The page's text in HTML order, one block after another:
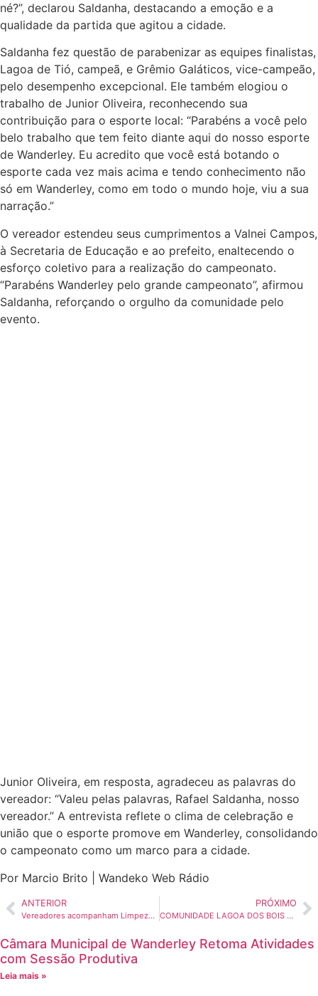
né?”, declarou Saldanha, destacando a emoção e a
qualidade da partida que agitou a cidade.
Saldanha fez questão de parabenizar as equipes finalistas,
Lagoa de Tió, campeã, e Grêmio Galáticos, vice-campeão,
pelo desempenho excepcional. Ele também elogiou o
trabalho de Junior Oliveira, reconhecendo sua
contribuição para o esporte local: “Parabéns a você pelo
belo trabalho que tem feito diante aqui do nosso esporte
de Wanderley. Eu acredito que você está botando o
esporte cada vez mais acima e tendo conhecimento não
só em Wanderley, como em todo o mundo hoje, viu a sua
narração.”
O vereador estendeu seus cumprimentos a Valnei Campos,
à Secretaria de Educação e ao prefeito, enaltecendo o
esforço coletivo para a realização do campeonato.
“Parabéns Wanderley pelo grande campeonato”, afirmou
Saldanha, reforçando o orgulho da comunidade pelo
evento.
Junior Oliveira, em resposta, agradeceu as palavras do
vereador: “Valeu pelas palavras, Rafael Saldanha, nosso
vereador.” A entrevista reflete o clima de celebração e
união que o esporte promove em Wanderley, consolidando
o campeonato como um marco para a cidade.
Por Marcio Brito | Wandeko Web Rádio
ANTERIOR
Vereadores acompanham Limpeza do Tanque Grande em Lagoa de Tió
PRÓXIMO
COMUNIDADE LAGOA DOS BOIS CELEBRA INAUGURAÇÃO DO GALPÃO DA ASSOCIAÇÃO RURAL
Câmara Municipal de Wanderley Retoma Atividades
com Sessão Produtiva
Leia mais »